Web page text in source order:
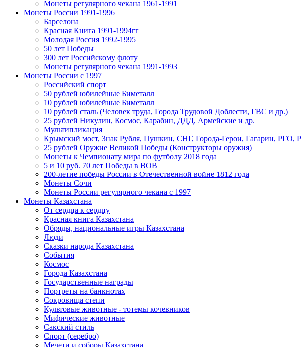
Монеты регулярного чекана 1961-1991
Монеты России 1991-1996
Барселона
Красная Книга 1991-1994гг
Молодая Россия 1992-1995
50 лет Победы
300 лет Российскому флоту
Монеты регулярного чекана 1991-1993
Монеты России c 1997
Российский спорт
50 рублей юбилейные Биметалл
10 рублей юбилейные Биметалл
10 рублей сталь (Человек труда, Города Трудовой Доблести, ГВС и др.)
25 рублей Никулин, Космос, Карабин, ДДД, Армейские и др.
Мультипликация
Крымский мост, Знак Рубля, Пушкин, СНГ, Города-Герои, Гагарин, РГО,
25 рублей Оружие Великой Победы (Конструкторы оружия)
Монеты к Чемпионату мира по футболу 2018 года
5 и 10 руб. 70 лет Победы в ВОВ
200-летие победы России в Отечественной войне 1812 года
Монеты Сочи
Монеты России регулярного чекана с 1997
Монеты Казахстана
От сердца к сердцу
Красная книга Казахстана
Обряды, национальные игры Казахстана
Люди
Сказки народа Казахстана
События
Космос
Города Казахстана
Государственные награды
Портреты на банкнотах
Сокровища степи
Культовые животные - тотемы кочевников
Мифические животные
Сакский стиль
Спорт (серебро)
Мечети и соборы Казахстана